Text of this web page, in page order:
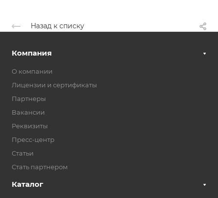
Назад к списку
Компания
О компании
Лицензии и сертификаты
Партнеры
Вакансии
Реквизиты
Пресс-центр
Статьи
Стать партнером
Каталог